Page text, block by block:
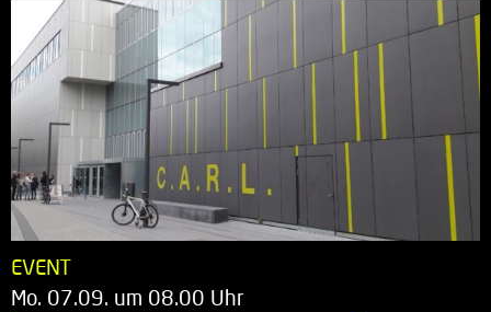
EVENT
Mo. 07.09. um 08.00 Uhr